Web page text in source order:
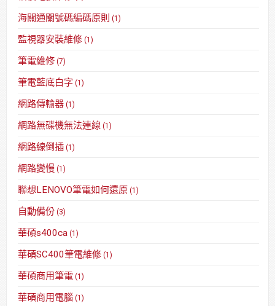
海關通關號碼編碼原則 (1)
監視器安裝維修 (1)
筆電維修 (7)
筆電藍底白字 (1)
網路傳輸器 (1)
網路無碟機無法連線 (1)
網路線倒插 (1)
網路變慢 (1)
聯想LENOVO筆電如何還原 (1)
自動備份 (3)
華碩s400ca (1)
華碩SC400筆電維修 (1)
華碩商用筆電 (1)
華碩商用電腦 (1)